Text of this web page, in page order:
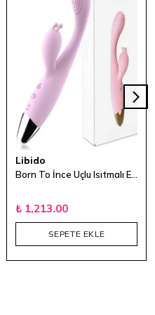
Libido
₺ 1,213.00
SEPETE EKLE